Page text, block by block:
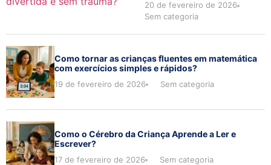
20 de fevereiro de 2026
Sem categoria
Como tornar as crianças fluentes em matemática
com exercícios simples e rápidos?
19 de fevereiro de 2026 Sem categoria
Como o Cérebro da Criança Aprende a Ler e
Escrever?
17 de fevereiro de 2026 Sem categoria